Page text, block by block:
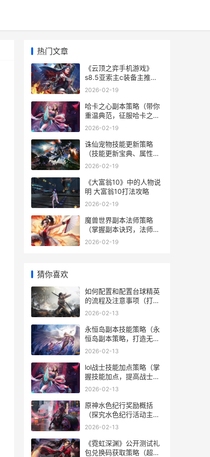
热门文章
《云顶之弈手机游戏》
s8.5亚索主c装备主推
（强化亚索输出利器，解
弈手机和电脑互通吗
2026-02-19
哈卡之心副本策略（带你
重温典范，征服哈卡之
心） 哈卡之心任务在哪里
2026-02-19
诛仙宠物技能更新策略
（技能更新宝典、属性提
高诀窍和心得同享） 诛仙
2026-02-19
《大富翁10》中的人物说
明 大富翁10打法攻略
2026-02-19
魔兽世界副本法师策略
（掌握副本诀窍，法师独
领风骚） 魔兽法师打本技
2026-02-19
猜你喜欢
如何配置和配置台球精英
的流程及注意事项（打造
顶级的台球精英尝试，轻
置和配置文件
2026-02-13
永恒岛副本技能策略（永
恒岛副本策略，打造无人
能敌战队！） 永恒岛副本
2026-02-13
lol战士技能加点策略（掌
握技能加点，提高战士实
力） lol 战士
2026-02-13
原神水色纪行奖励概括
（探究水色纪行活动主题
中的奖励和福利） 水色纪
2026-02-13
《霓虹深渊》公开测试礼
包兑换码获取策略（超级